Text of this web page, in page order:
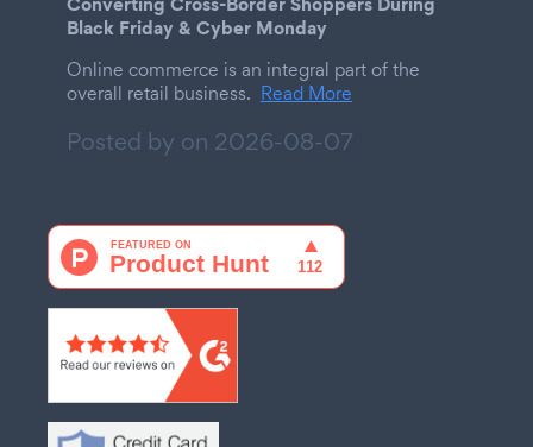
Black Friday & Cyber Monday
Online commerce is an integral part of the
overall retail business. Read More
Posted by on 2026-08-07